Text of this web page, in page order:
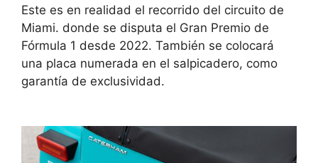
Este es en realidad el recorrido del circuito de
Miami. donde se disputa el Gran Premio de
Fórmula 1 desde 2022. También se colocará
una placa numerada en el salpicadero, como
garantía de exclusividad.